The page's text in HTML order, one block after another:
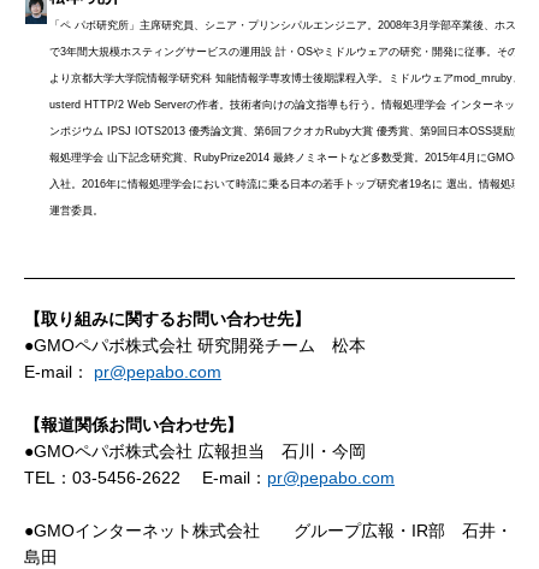
「ペ パボ研究所」主席研究員、シニア・プリンシパルエンジニア。2008年3月学部卒業後、ホステ
で3年間大規模ホスティングサービスの運用設 計・OSやミドルウェアの研究・開発に従事。その後
より京都大学大学院情報学研究科 知能情報学専攻博士後期課程入学。ミドルウェアmod_mruby、
usterd HTTP/2 Web Serverの作者。技術者向けの論文指導も行う。情報処理学会 インターネットと
ンポジウム IPSJ IOTS2013 優秀論文賞、第6回フクオカRuby大賞 優秀賞、第9回日本OSS奨励賞
報処理学会 山下記念研究賞、RubyPrize2014 最終ノミネートなど多数受賞。2015年4月にGMOペパ
入社。2016年に情報処理学会において時流に乗る日本の若手トップ研究者19名に 選出。情報処理学
運営委員。
【取り組みに関するお問い合わせ先】
●GMOペパボ株式会社 研究開発チーム 松本
E-mail： pr@pepabo.com
【報道関係お問い合わせ先】
●GMOペパボ株式会社 広報担当 石川・今岡
TEL：03-5456-2622 E-mail： pr@pepabo.com
●GMOインターネット株式会社 グループ広報・IR部 石井・
島田